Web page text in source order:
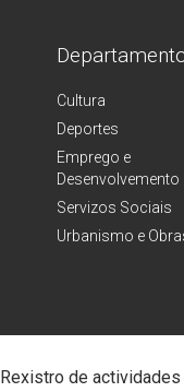
Cultura
Deportes
Emprego e
Desenvolvemento
Servizos Sociais
Urbanismo e
Rexistro de